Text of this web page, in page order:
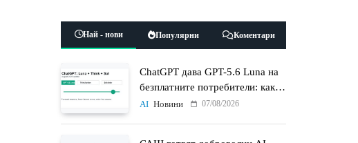
Най - нови Популярни Коментари
ChatGPT дава GPT-5.6 Luna на
безплатните потребители: какво
променят Think бутонът и
AI Новини 07/08/2026